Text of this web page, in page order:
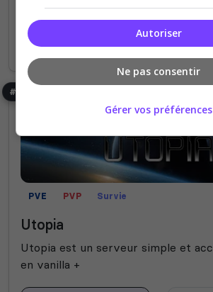
30 Slots
Voir le serveur
#9
PVE PVP Survie
Utopia
Utopia est un serveur simple et
en vanilla +
Autoriser
Ne pas consentir
Gérer vos préférences